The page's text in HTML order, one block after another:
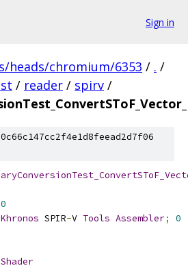
Sign in
heads/chromium/6353 / . /
/ reader / spirv /
Khronos SPIR-V Tools Assembler;
0
Shader